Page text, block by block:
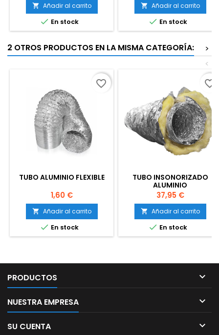
 Añadir al carrito
 En stock
 Añadir al carrito
 En stock
2 OTROS PRODUCTOS EN LA MISMA CATEGORÍA:
>
<
TUBO ALUMINIO FLEXIBLE
Precio
1,60 €
 Añadir al carrito
 En stock
favorite_border
TUBO INSONORIZADO
ALUMINIO
Precio
37,95 €
 Añadir al carrito
 En stock
favorite_border
PRODUCTOS 
NUESTRA EMPRESA 
SU CUENTA 